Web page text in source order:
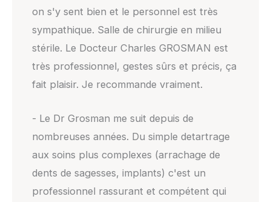
on s'y sent bien et le personnel est très
sympathique. Salle de chirurgie en milieu
stérile. Le Docteur Charles GROSMAN est
très professionnel, gestes sûrs et précis, ça
fait plaisir. Je recommande vraiment.
- Le Dr Grosman me suit depuis de
nombreuses années. Du simple detartrage
aux soins plus complexes (arrachage de
dents de sagesses, implants) c'est un
professionnel rassurant et compétent qui